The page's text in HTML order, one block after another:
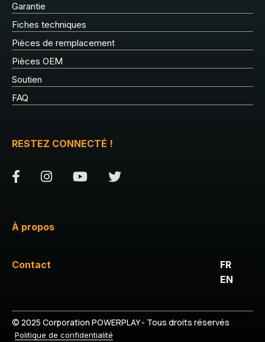
Garantie
Fiches techniques
Pièces de remplacement
Pièces OEM
Soutien
FAQ
RESTEZ CONNECTÉ !
À propos
Contact
FR
EN
© 2025 Corporation POWERPLAY - Tous droits réservés
Politique de confidentialité